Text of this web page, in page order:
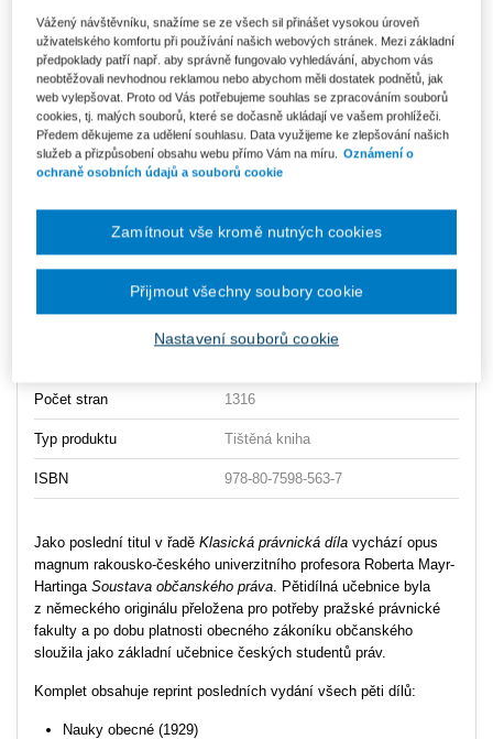
Upozorňujeme, že v období od 1.8. do 21.8. z technických
důvodů nemůžeme vystavovat daňové doklady. Budou vám
zaslány dodatečně e-mailem.
ks Vložit do košíku
Ceny jsou včetně DPH
Robert Mayr-Harting
Datum vydání 12/2019
Počet stran 1316
Typ produktu Tištěná kniha
ISBN 978-80-7598-563-7
Jako poslední titul v řadě Klasická právnická díla vychází opus
magnum rakousko-českého univerzitního profesora Roberta Mayr-
Hartinga Soustava občanského práva. Pětidílná učebnice byla
z německého originálu přeložena pro potřeby pražské právnické
fakulty a po dobu platnosti obecného zákoníku občanského
sloužila jako základní učebnice českých studentů práv.
Komplet obsahuje reprint posledních vydání všech pěti dílů:
Nauky obecné (1929)
Vážený návštěvníku, snažíme se ze všech sil přinášet vysokou úroveň
uživatelského komfortu při používání našich webových stránek. Mezi základní
předpoklady patří např. aby správně fungovalo vyhledávání, abychom vás
neobtěžovali nevhodnou reklamou nebo abychom měli dostatek podnětů, jak
web vylepšovat. Proto od Vás potřebujeme souhlas se zpracováním souborů
cookies, tj. malých souborů, které se dočasně ukládají ve vašem prohlížeči.
Předem děkujeme za udělení souhlasu. Data využijeme ke zlepšování našich
služeb a přizpůsobení obsahu webu přímo Vám na míru.
Oznámení o
ochraně osobních údajů a souborů cookie
Nastavení souborů cookie
Zamítnout vše kromě nutných cookies
Přijmout všechny soubory cookie